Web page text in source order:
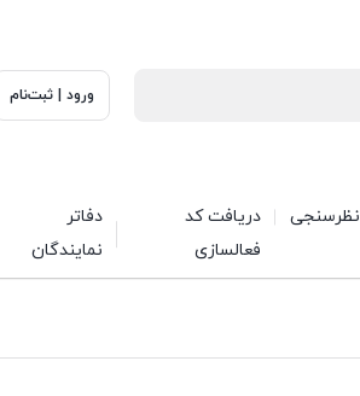
ورود | ثبت‌نام
نظرسنجی
دریافت کد
فعالسازی
دفاتر
نمایندگان